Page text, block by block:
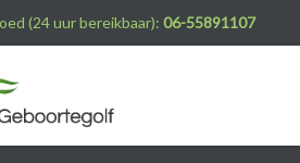
(24 uur bereikbaar): 06-55891107